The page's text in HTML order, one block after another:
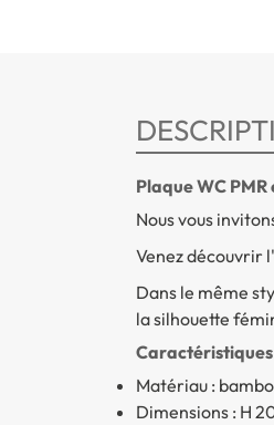
Plaque WC
Nous vous
Venez découvrir
Dans le même
la silhouette
Caractéristiques
Matériau :
Dimensions : H